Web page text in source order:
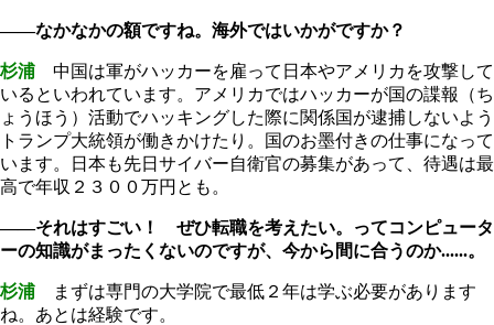
――なかなかの額ですね。海外ではいかがですか？
杉浦 中国は軍がハッカーを雇って日本やアメリカを攻撃して
いるといわれています。アメリカではハッカーが国の諜報（ち
ょうほう）活動でハッキングした際に関係国が逮捕しないよう
トランプ大統領が働きかけたり。国のお墨付きの仕事になって
います。日本も先日サイバー自衛官の募集があって、待遇は最
高で年収２３００万円とも。
――それはすごい！ ぜひ転職を考えたい。ってコンピュータ
ーの知識がまったくないのですが、今から間に合うのか......。
杉浦 まずは専門の大学院で最低２年は学ぶ必要があります
ね。あとは経験です。